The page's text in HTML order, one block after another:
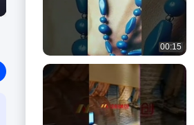
00:15